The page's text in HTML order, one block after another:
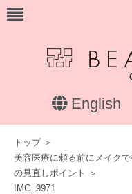
English
トップ＞
美容医療に頼る前にメイク
の見直しポイント
＞
IMG_9971